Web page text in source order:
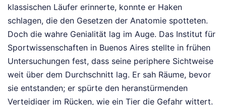
klassischen Läufer erinnerte, konnte er Haken
schlagen, die den Gesetzen der Anatomie spotteten.
Doch die wahre Genialität lag im Auge. Das Institut für
Sportwissenschaften in Buenos Aires stellte in frühen
Untersuchungen fest, dass seine periphere Sichtweise
weit über dem Durchschnitt lag. Er sah Räume, bevor
sie entstanden; er spürte den heranstürmenden
Verteidiger im Rücken, wie ein Tier die Gefahr wittert.